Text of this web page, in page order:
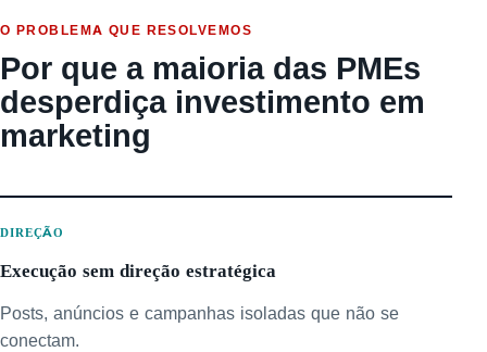
O PROBLEMA QUE RESOLVEMOS
Por que a maioria das PMEs
desperdiça investimento em
marketing
DIREÇÃO
Execução sem direção estratégica
Posts, anúncios e campanhas isoladas que não se
conectam.